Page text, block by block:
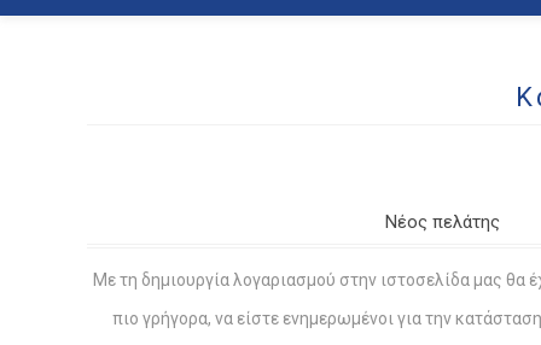
Νέος πελάτης
Με τη δημιουργία λογαριασμού στην ιστοσελίδα μας θα
πιο γρήγορα, να είστε ενημερωμένοι για την